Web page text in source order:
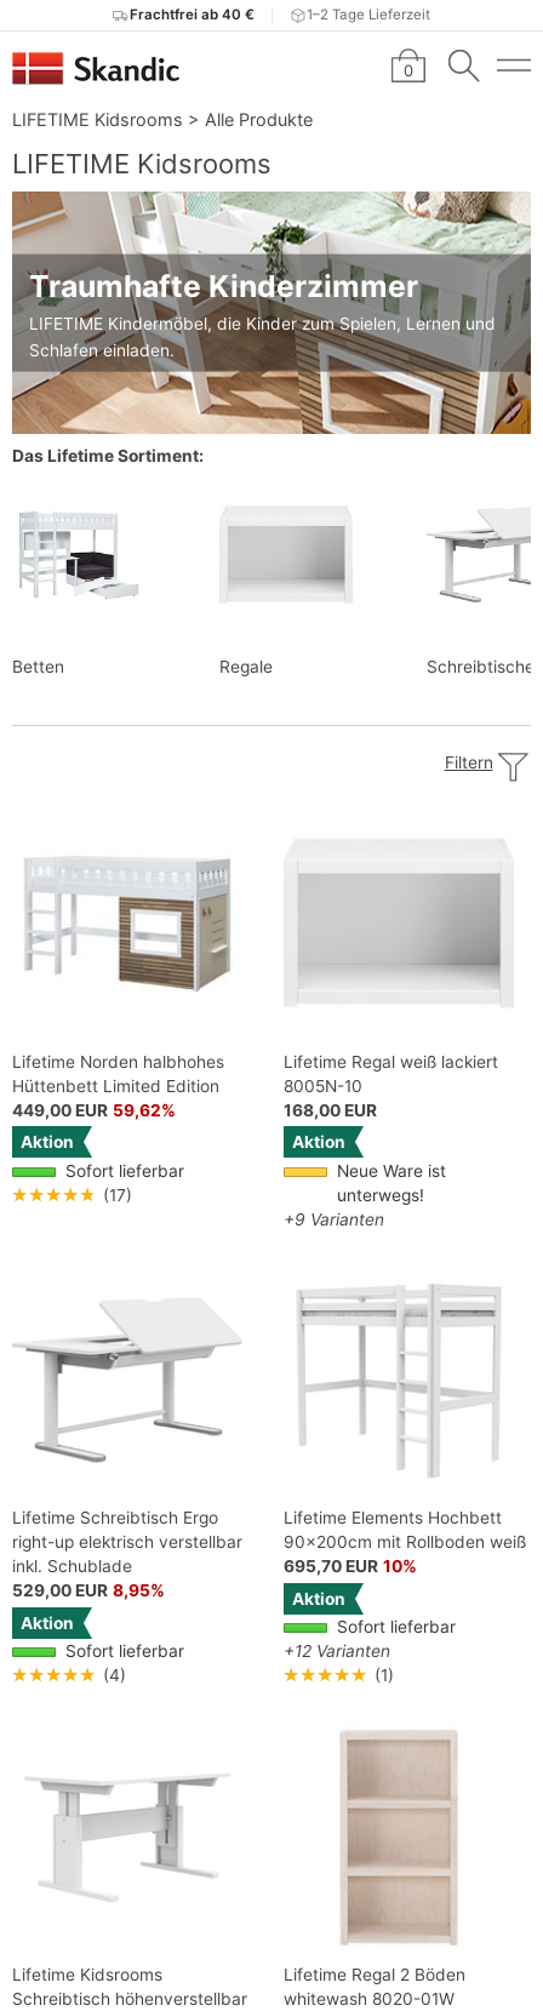
Frachtfrei ab 40 € 1–2 Tage Lieferzeit
0
LIFETIME Kidsrooms > Alle Produkte
LIFETIME Kidsrooms
Traumhafte Kinderzimmer
LIFETIME Kindermöbel, die Kinder zum Spielen, Lernen und
Schlafen einladen.
Das Lifetime Sortiment:
Betten Regale Schreibtische
Filtern
Lifetime Norden halbhohes
Hüttenbett Limited Edition
449,00 EUR 59,62%
Aktion
Sofort lieferbar
★★★★★ (17)
Lifetime Regal weiß lackiert
8005N-10
168,00 EUR
Aktion
Neue Ware ist
unterwegs!
+9 Varianten
Lifetime Schreibtisch Ergo
right-up elektrisch verstellbar
inkl. Schublade
529,00 EUR 8,95%
Aktion
Sofort lieferbar
★★★★★ (4)
Lifetime Elements Hochbett
90x200cm mit Rollboden weiß
695,70 EUR 10%
Aktion
Sofort lieferbar
+12 Varianten
★★★★★ (1)
Lifetime Kidsrooms
Schreibtisch höhenverstellbar
Lifetime Regal 2 Böden
whitewash 8020-01W